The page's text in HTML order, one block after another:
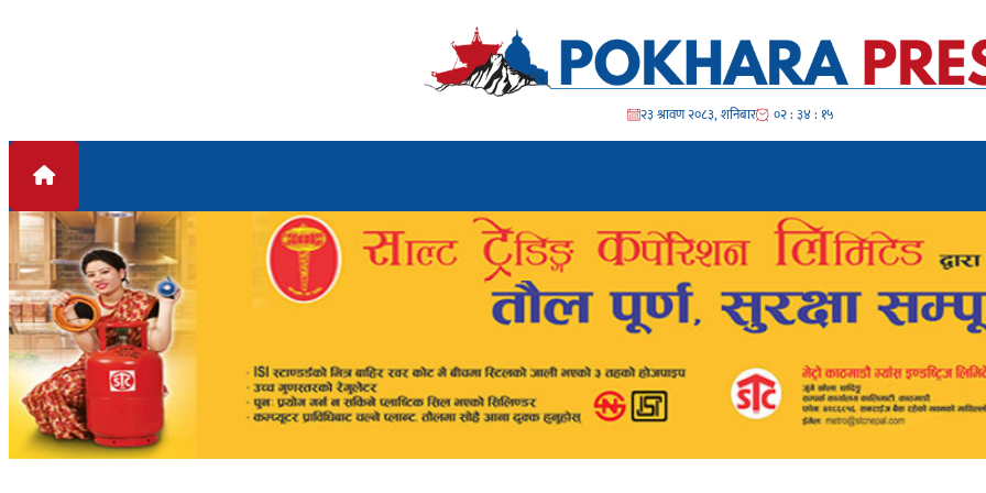
२३ श्रावण २०८३, शनिबार ०२ : ३४ : १७